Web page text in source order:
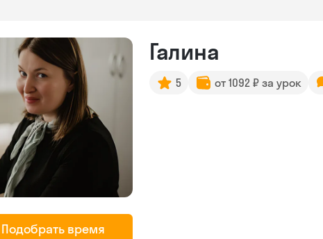
Подобрать время
Галина
5 от 1092 ₽ за урок